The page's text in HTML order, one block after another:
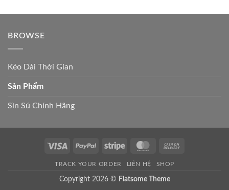
BROWSE
Kéo Dài Thời Gian
Sản Phẩm
Sìn Sú Chính Hãng
Visa PayPal Stripe MasterCard
TRACK YOUR ORDER LIÊN HỆ SHOP
Copyright 2026 © Flatsome Theme